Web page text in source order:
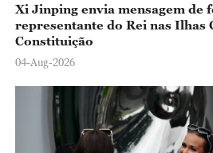
Xi Jinping envia mensagem de
representante do Rei nas Ilhas
Constituição
04-Aug-2026